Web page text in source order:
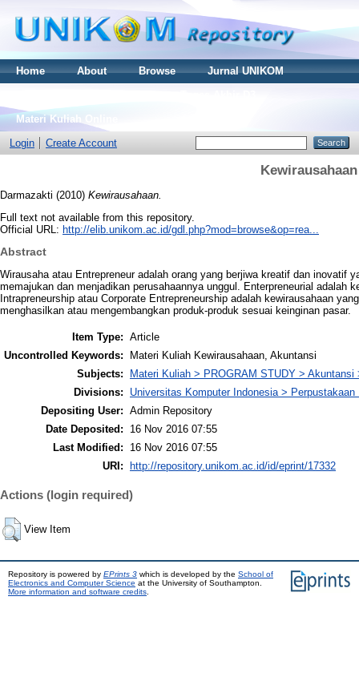
Home About Browse
Jurnal UNIKOM
Materi Kuliah Online
Login
Create Account
Kewirausahaan
Darmazakti (2010) Kewirausahaan.
Full text not available from this repository.
Official URL: http://elib.unikom.ac.id/gdl.php?mod=browse&op=rea...
Abstract
Wirausaha atau Entrepreneur adalah orang yang berjiwa kreatif dan inovatif
memajukan dan menjadikan perusahaannya unggul. Enterpreneurial adalah
Intrapreneurship atau Corporate Entrepreneurship adalah kewirausahaan
menghasilkan atau mengembangkan produk-produk sesuai keinginan pasar.
Item Type: Article
Uncontrolled Keywords:
Materi Kuliah Kewirausahaan, Akuntansi
Subjects:
Materi Kuliah > PROGRAM STUDY > Akuntansi
Divisions:
Universitas Komputer Indonesia > Perpustakaan
Depositing User: Admin Repository
Date Deposited:
16 Nov 2016 07:55
Last Modified:
16 Nov 2016 07:55
URI:
http://repository.unikom.ac.id/id/eprint/17332
Actions (login required)
View Item
Repository is powered by EPrints 3 which is developed by the School of
Electronics and Computer Science at the University of Southampton.
More information and software credits